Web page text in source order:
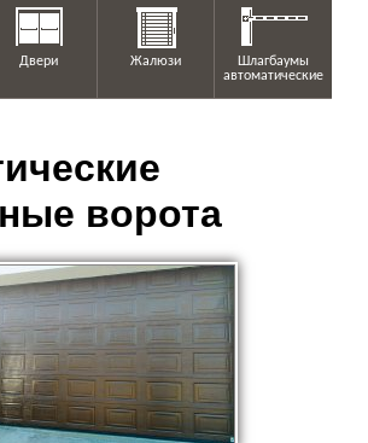
Двери Жалюзи
Шлагбаумы
автоматические
ворота